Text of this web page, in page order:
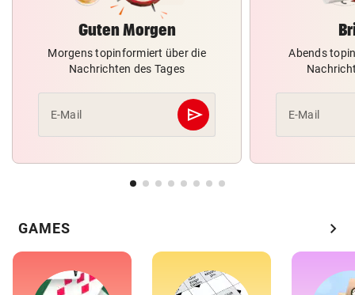
Guten Morgen
Morgens topinformiert über die
Nachrichten des Tages
E-Mail send
Abschicken
Abends
E-Mail
GAMES chevron_right